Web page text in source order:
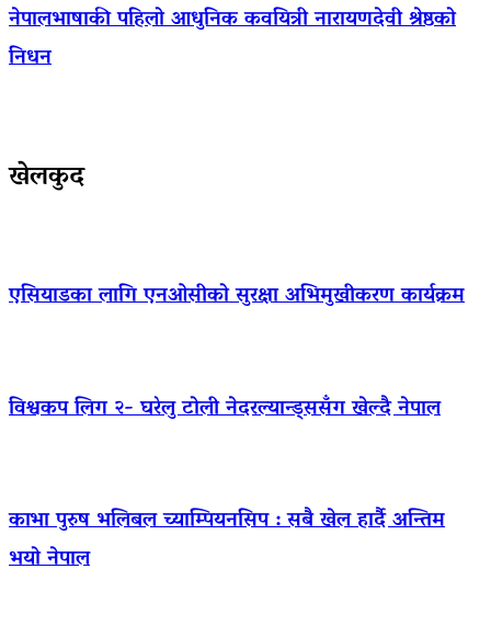
नेपालभाषाकी पहिलो आधुनिक कवयित्री नारायणदेवी श्रेष्ठको
निधन
खेलकुद
एसियाडका लागि एनओसीको सुरक्षा अभिमुखीकरण कार्यक्रम
विश्वकप लिग २- घरेलु टोली नेदरल्यान्ड्ससँग खेल्दै नेपाल
काभा पुरुष भलिबल च्याम्पियनसिप : सबै खेल हार्दै अन्तिम
भयो नेपाल